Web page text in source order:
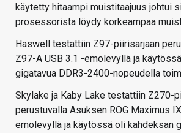
käytetty hitaampi muistitaajuus johtui
prosessorista löydy korkeampaa
Haswell testattiin Z97-piirisarjaan
Z97-A USB 3.1 -emolevyllä ja
gigatavua DDR3-2400-nopeudella
Skylake ja Kaby Lake testattiin Z270-
perustuvalla Asuksen ROG Maximus
emolevyllä ja käytössä oli kahdeksan